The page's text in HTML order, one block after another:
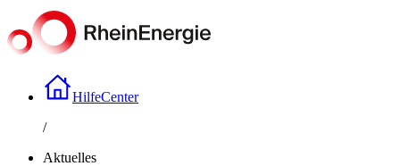
HilfeCenter
/
Aktuelles